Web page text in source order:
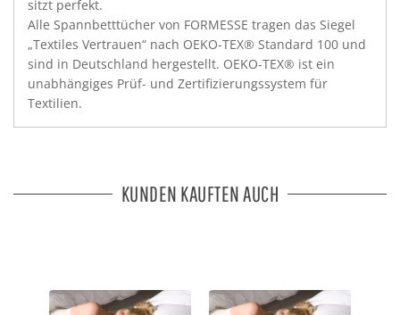
sitzt perfekt.
Alle Spannbetttücher von FORMESSE tragen das Siegel
„Textiles Vertrauen“ nach OEKO-TEX® Standard 100 und
sind in Deutschland hergestellt. OEKO-TEX® ist ein
unabhängiges Prüf- und Zertifizierungssystem für
Textilien.
KUNDEN KAUFTEN AUCH